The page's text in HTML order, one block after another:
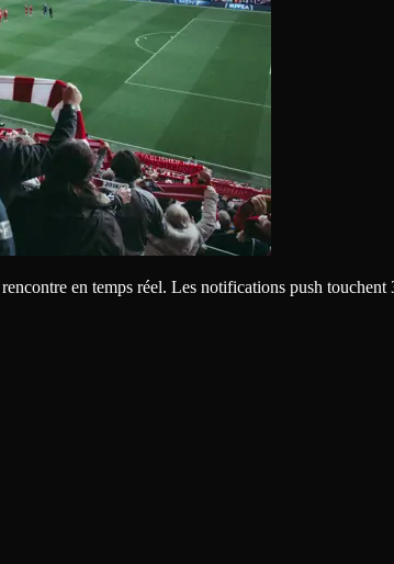
en temps réel. Les notifications push touchent